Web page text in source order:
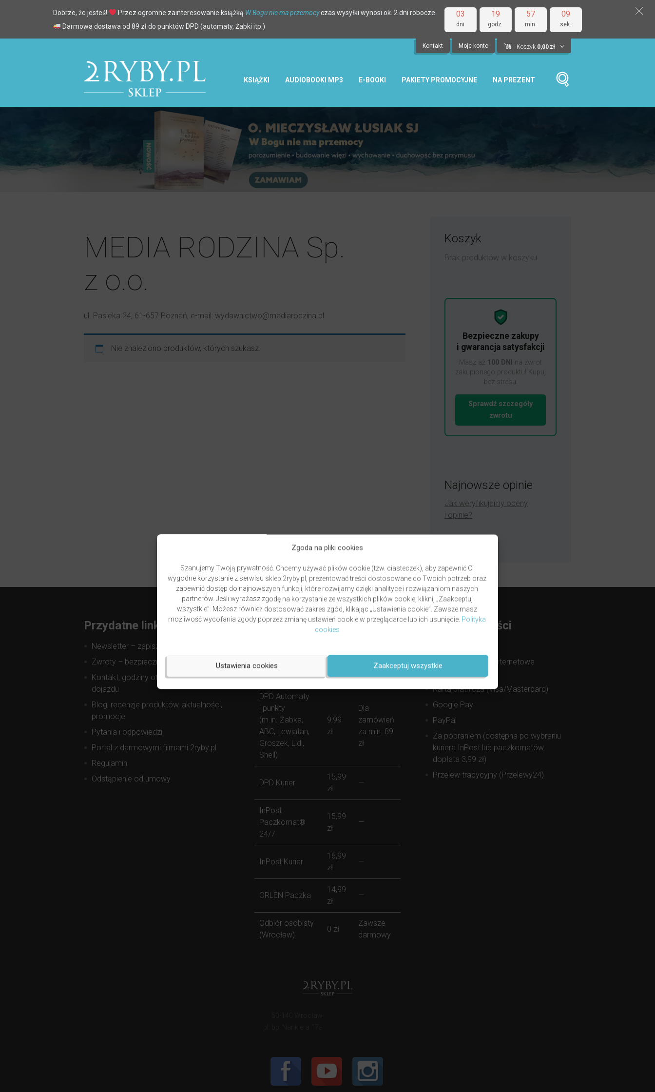
Zgoda na pliki cookies
Szanujemy Twoją prywatność. Chcemy używać plików cookie (tzw. ciasteczek), aby zapewnić Ci
wygodne korzystanie z serwisu sklep.2ryby.pl, prezentować treści dostosowane do Twoich potrzeb oraz
zapewnić dostęp do najnowszych funkcji, które rozwijamy dzięki analityce i rozwiązaniom naszych
partnerów. Jeśli wyrażasz zgodę na korzystanie ze wszystkich plików cookie, kliknij „Zaakceptuj
wszystkie”. Możesz również dostosować zakres zgód, klikając „Ustawienia cookie”. Zawsze masz
możliwość wycofania zgody poprzez zmianę ustawień cookie w przeglądarce lub ich usunięcie. Polityka
cookies
Zaakceptuj wszystkie
Ustawienia cookies
03
dni
19
godz.
57
min.
08
sek.
Dobrze, że jesteś! Przez ogromne zainteresowanie książką W Bogu nie ma przemocyczas wysyłki wynosi ok. 2 dni robocze.
Darmowa dostawa od 89 zł do punktów DPD (automaty, Żabki itp.)
Kontakt Moje konto Koszyk 0,00 zł
KSIĄŻKI AUDIOBOOKI MP3 E-BOOKI PAKIETY PROMOCYJNE NA PREZENT
MEDIA RODZINA Sp.
z o.o.
ul. Pasieka 24, 61-657 Poznań, e-mail: wydawnictwo@mediarodzina.pl
Nie znaleziono produktów, których szukasz.
Koszyk
Brak produktów w koszyku.
Bezpieczne zakupy
i gwarancja satysfakcji
Masz aż 100 DNI
na zwrot
zakupionego produktu! Kupuj
bez stresu.
Sprawdź szczegóły
zwrotu
Najnowsze opinie
Jak weryfikujemy oceny
i opinie?
Przydatne linki
Newsletter – zapisz się i zyskaj
Zwroty – bezpieczne zakupy
Kontakt, godziny otwarcia, mapa
dojazdu
Blog, recenzje produktów, aktualności,
promocje
Pytania i odpowiedzi
Portal z darmowymi filmami 2ryby.pl
Regulamin
Odstąpienie od umowy
Dostawa
Forma Dostawy
Darmowej
Dostawy
DPD Automaty
i punkty
(m.in. Żabka,
ABC, Lewiatan,
Groszek, Lidl,
Shell)
9,99
zł
Dla
zamówień
za min. 89
zł
DPD Kurier
15,99
zł
—
InPost
Paczkomat®
24/7
15,99
zł
—
InPost Kurier
16,99
zł
—
ORLEN Paczka
14,99
zł
—
Odbiór osobisty
(Wrocław)
0 zł
Zawsze
darmowy
Formy Płatności
Szybkie przelewy internetowe
Karta płatnicza (Visa/Mastercard)
Google Pay
PayPal
Za pobraniem (dostępna po wybraniu
kuriera InPost lub paczkomatów,
dopłata 3,99 zł)
Przelew tradycyjny (Przelewy24)